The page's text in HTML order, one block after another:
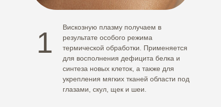
1
Вискозную плазму получаем в
результате особого режима
термической обработки. Применяется
для восполнения дефицита белка и
синтеза новых клеток, а также для
укрепления мягких тканей области под
глазами, скул, щек и шеи.